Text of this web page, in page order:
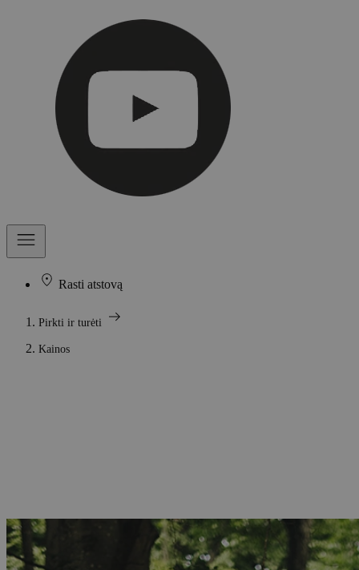
Rasti atstovą
Pirkti ir turėti arrow_right_alt
Kainos
Norėdamas gauti išsamią informaciją apie įrangą ir
papildomus pasirinkimus, apsilankyk atitinkamo modelio